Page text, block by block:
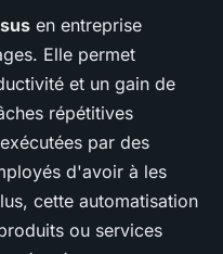
en entreprise
Elle permet
et un gain de
répétitives
par des
d'avoir à les
cette automatisation
ou services